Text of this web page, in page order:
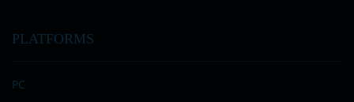
PLATFORMS
PC